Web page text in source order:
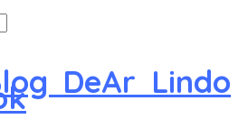
DeAr Lindo